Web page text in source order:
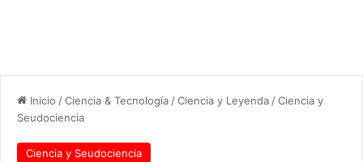
Inicio /Ciencia & Tecnología /Ciencia y Leyenda /Ciencia y
Seudociencia
Ciencia y Seudociencia